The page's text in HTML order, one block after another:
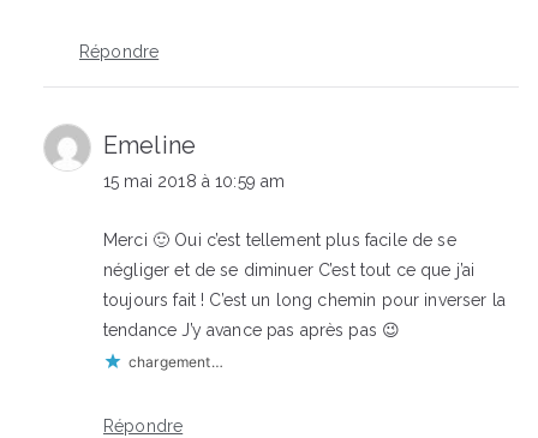
Répondre
Emeline
15 mai 2018 à 10:59 am
Merci 🙂 Oui c’est tellement plus facile de se
négliger et de se diminuer C’est tout ce que j’ai
toujours fait ! C’est un long chemin pour inverser la
tendance J’y avance pas après pas 😉
chargement…
Répondre